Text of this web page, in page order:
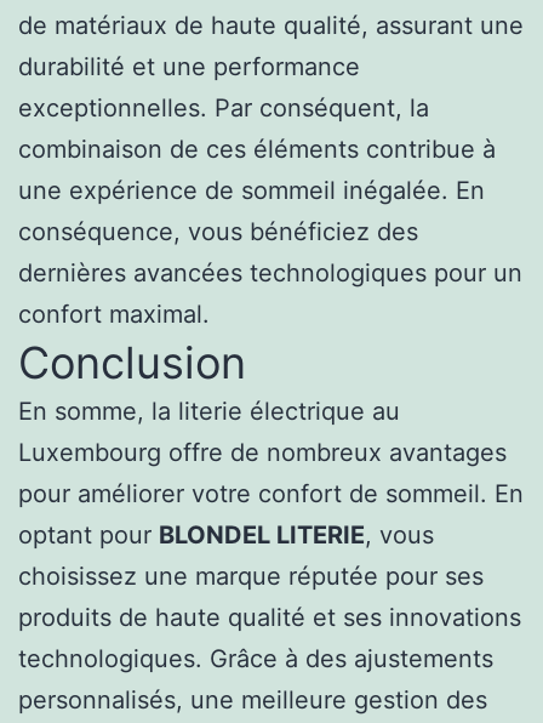
de matériaux de haute qualité, assurant une
durabilité et une performance
exceptionnelles. Par conséquent, la
combinaison de ces éléments contribue à
une expérience de sommeil inégalée. En
conséquence, vous bénéficiez des
dernières avancées technologiques pour un
confort maximal.
Conclusion
En somme, la literie électrique au
Luxembourg offre de nombreux avantages
pour améliorer votre confort de sommeil. En
optant pour BLONDEL LITERIE, vous
choisissez une marque réputée pour ses
produits de haute qualité et ses innovations
technologiques. Grâce à des ajustements
personnalisés, une meilleure gestion des